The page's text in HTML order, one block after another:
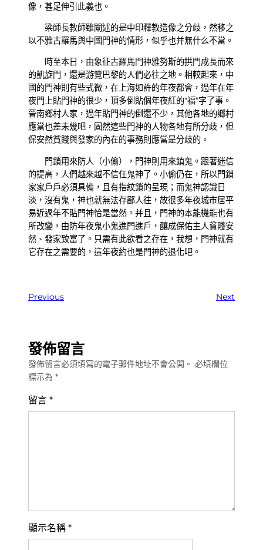
像，甚足伸引此義也。
梁師長教師雖闡述的是中印釋教造像之分歧，然移之
以不雅古羅馬與中國門神的情形，似乎也并無什么不當。
時至本日，由象征古羅馬門神雅努斯的拱門成長而來
的凱旋門，還是游覽巴黎的人們必往之地。相較起來，中
國的門神則有些式微，在上海如許的年夜都會，過年在年
夜門上貼門神的很少，頂多倒貼個年夜紅的“福”字了事。
晉南鄉村人家，過年貼門神的倒還不少，其他各地的鄉村
應當也差未幾吧，固然這些門神的人物各地有所分歧，但
保安然貧賤與發家的內在的事務則應當是分歧的。
門鎖用來防人（小偷），門神則用來鎮鬼。跟著迷信
的提高，人們越來越不信任鬼神了。小偷仍在，所以門鎖
家家戶戶必須具備，且有指紋鎖的呈現；而鬼神認識日
淡，沒有鬼，神也就無法存鄙人往，故很多年夜城市居平
易近過年不貼門神恰是當然。并且，門神的本能機能也有
所改變，由防年夜鬼小鬼進門進戶，釀成保佑主人貧賤安
然、發家致富了。只需有此欲看之存在，我想，門神就有
它存在之需要的，這年夜約也是門神的退化吧。
Previous Next
發佈留言
發佈留言必須填寫的電子郵件地址不會公開。 必填欄位
標示為 *
留言 *
顯示名稱 *